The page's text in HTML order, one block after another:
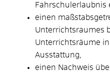
Fahrschulerlaubnis
einen
Unterrichtsraumes
Unterrichtsräume
Ausstattung,
einen Nachweis